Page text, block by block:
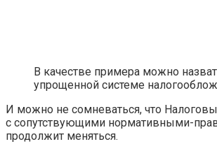
В качестве примера можно
упрощенной системе
И можно не сомневаться, что
с сопутствующими нормативными-
продолжит меняться.